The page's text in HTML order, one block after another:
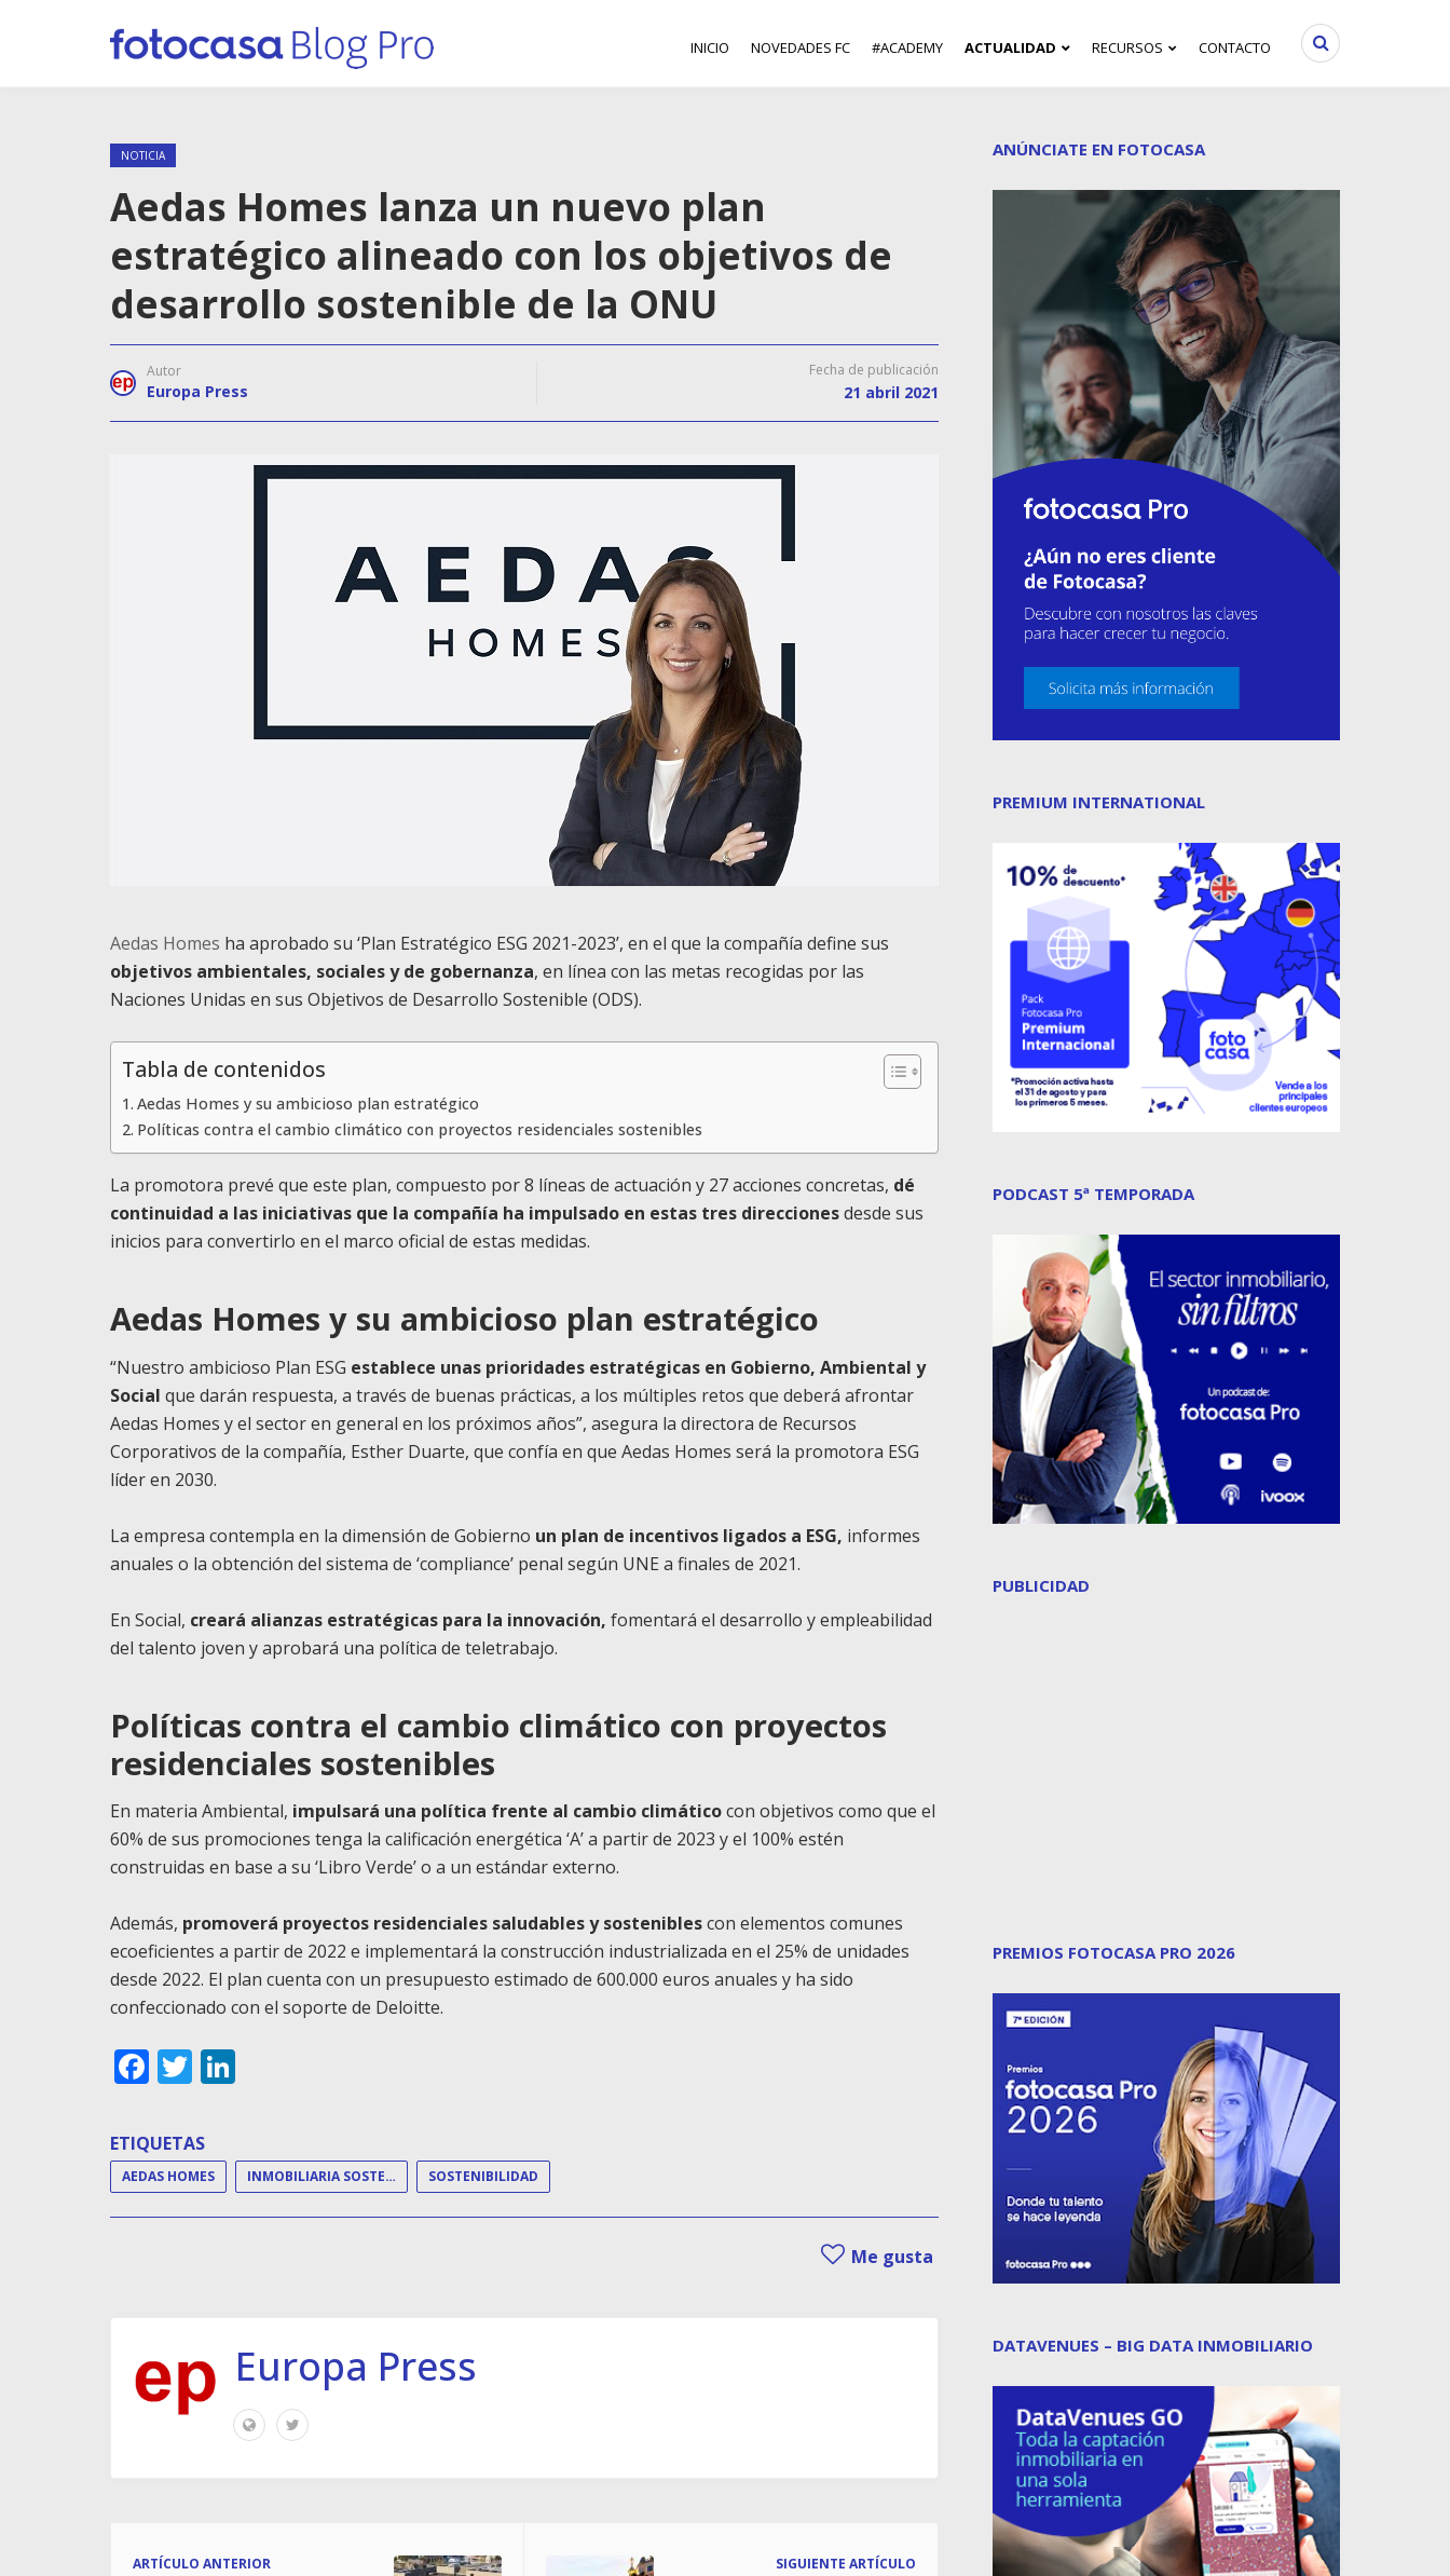
INICIO NOVEDADES FC #ACADEMY ACTUALIDAD RECURSOS CONTACTO
NOTICIA
Aedas Homes lanza un nuevo plan
estratégico alineado con los objetivos de
desarrollo sostenible de la ONU
Autor
Europa Press
Fecha de publicación
21 abril 2021
Aedas Homes ha aprobado su ‘Plan Estratégico ESG 2021-2023’, en el que la compañía define sus
objetivos ambientales, sociales y de gobernanza, en línea con las metas recogidas por las
Naciones Unidas en sus Objetivos de Desarrollo Sostenible (ODS).
Tabla de contenidos
Aedas Homes y su ambicioso plan estratégico
Políticas contra el cambio climático con proyectos residenciales sostenibles
La promotora prevé que este plan, compuesto por 8 líneas de actuación y 27 acciones concretas, dé
continuidad a las iniciativas que la compañía ha impulsado en estas tres direccionesdesde sus
inicios para convertirlo en el marco oficial de estas medidas.
Aedas Homes y su ambicioso plan estratégico
“Nuestro ambicioso Plan ESG establece unas prioridades estratégicas en Gobierno, Ambiental y
Social que darán respuesta, a través de buenas prácticas, a los múltiples retos que deberá afrontar
Aedas Homes y el sector en general en los próximos años”, asegura la directora de Recursos
Corporativos de la compañía, Esther Duarte, que confía en que Aedas Homes será la promotora ESG
líder en 2030.
La empresa contempla en la dimensión de Gobierno un plan de incentivos ligados a ESG, informes
anuales o la obtención del sistema de ‘compliance’ penal según UNE a finales de 2021.
En Social, creará alianzas estratégicas para la innovación, fomentará el desarrollo y empleabilidad
del talento joven y aprobará una política de teletrabajo.
Políticas contra el cambio climático con proyectos
residenciales sostenibles
En materia Ambiental, impulsará una política frente al cambio climáticocon objetivos como que el
60% de sus promociones tenga la calificación energética ‘A’ a partir de 2023 y el 100% estén
construidas en base a su ‘Libro Verde’ o a un estándar externo.
Además, promoverá proyectos residenciales saludables y sosteniblescon elementos comunes
ecoeficientes a partir de 2022 e implementará la construcción industrializada en el 25% de unidades
desde 2022. El plan cuenta con un presupuesto estimado de 600.000 euros anuales y ha sido
confeccionado con el soporte de Deloitte.
Facebook
Twitter
ETIQUETAS
AEDAS HOMES INMOBILIARIA SOSTENIBLE SOSTENIBILIDAD
Me gusta
Europa Press
ARTÍCULO ANTERIOR SIGUIENTE ARTÍCULO
ANÚNCIATE EN FOTOCASA
PREMIUM INTERNATIONAL
PODCAST 5ª TEMPORADA
PUBLICIDAD
PREMIOS FOTOCASA PRO 2026
DATAVENUES – BIG DATA INMOBILIARIO